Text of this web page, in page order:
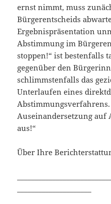
ernst nimmt, muss
Bürgerentscheids
Ergebnispräsentation
Abstimmung im
stoppen!“ ist bestenfalls
gegenüber den
schlimmstenfalls das
Unterlaufen eines
Auseinandersetzung auf
aus!“
Über Ihre